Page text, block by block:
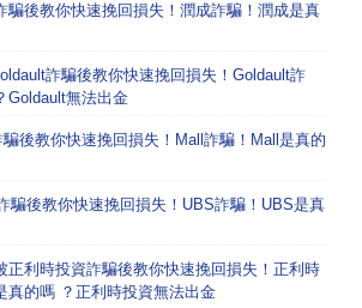
騙後教你快速挽回損失！潤成詐騙！潤成是真
詐騙後教你快速挽回損失！Goldault詐
Goldault無法出金
後教你快速挽回損失！Mall詐騙！Mall是真的
騙後教你快速挽回損失！UBS詐騙！UBS是真
正利時投資詐騙後教你快速挽回損失！正利時
真的嗎 ？正利時投資無法出金